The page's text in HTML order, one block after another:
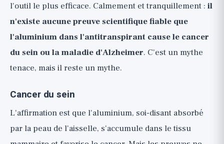
l'outil le plus efficace. Calmement et tranquillement : il
n'existe aucune preuve scientifique fiable que
l'aluminium dans l'antitranspirant cause le cancer
du sein ou la maladie d'Alzheimer. C'est un mythe
tenace, mais il reste un mythe.
Cancer du sein
L'affirmation est que l'aluminium, soi-disant absorbé
par la peau de l'aisselle, s'accumule dans le tissu